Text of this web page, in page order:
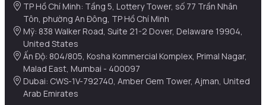
TP Hồ Chí Minh: Tầng 5, Lottery Tower, số 77 Trần Nhân
Tôn, phường An Đông, TP Hồ Chí Minh
Mỹ: 838 Walker Road, Suite 21-2 Dover, Delaware 19904,
United States
Ấn Độ: 804/805, Kosha Kommercial Komplex, Primal Nagar,
Malad East, Mumbai - 400097
Dubai: CWS-1V-792740, Amber Gem Tower, Ajman, United
Arab Emirates